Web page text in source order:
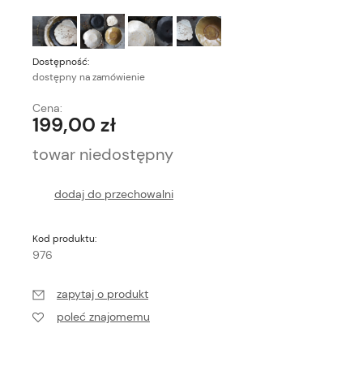
Dostępność:
dostępny na zamówienie
Cena:
199,00 zł
towar niedostępny
dodaj do przechowalni
Kod produktu:
976
zapytaj o produkt
poleć znajomemu